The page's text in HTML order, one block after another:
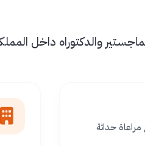
والدكتوراه داخل
حداثة